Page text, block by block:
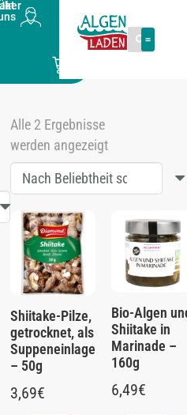
Alle 2 Ergebnisse
werden angezeigt
Shiitake-Pilze,
getrocknet, als
Suppeneinlage
– 50g
3,69€
Bio-Algen
Shiitake in
Marinade –
160g
6,49€